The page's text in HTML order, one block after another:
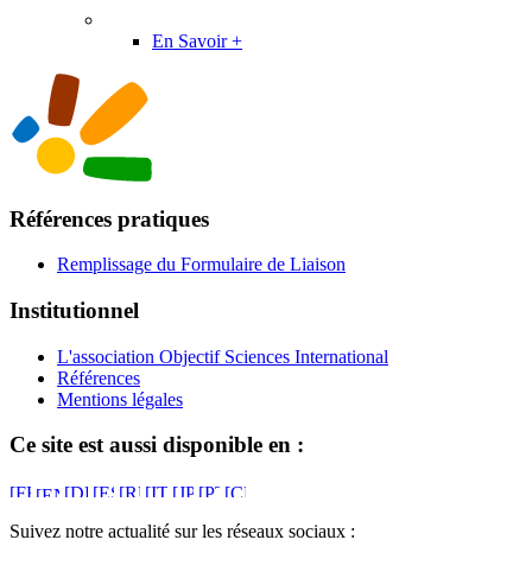
En Savoir +
Références pratiques
Remplissage du Formulaire de Liaison
Institutionnel
L'association Objectif Sciences International
Références
Mentions légales
Ce site est aussi disponible en :
Suivez notre actualité sur les réseaux sociaux :